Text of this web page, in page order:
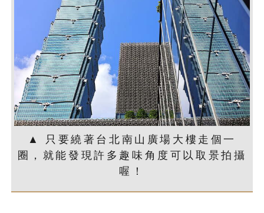
▲ 只要繞著台北南山廣場大樓走個一
圈，就能發現許多趣味角度可以取景拍攝
喔！